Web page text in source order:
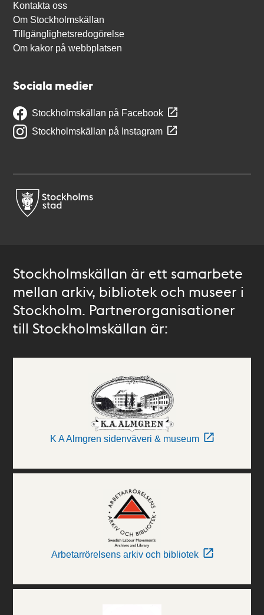
Kontakta oss
Om Stockholmskällan
Tillgänglighetsredogörelse
Om kakor på webbplatsen
Sociala medier
Stockholmskällan på Facebook
Stockholmskällan på Instagram
Stockholmskällan är ett samarbete
mellan arkiv, bibliotek och museer i
Stockholm. Partnerorganisationer
till Stockholmskällan är:
K A Almgren sidenväveri & museum
Arbetarrörelsens arkiv och bibliotek